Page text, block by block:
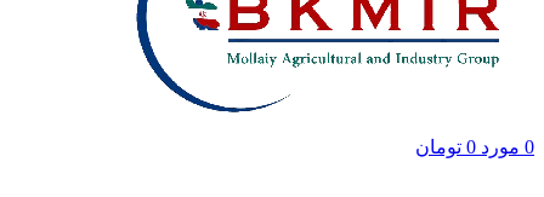
0 مورد 0 تومان